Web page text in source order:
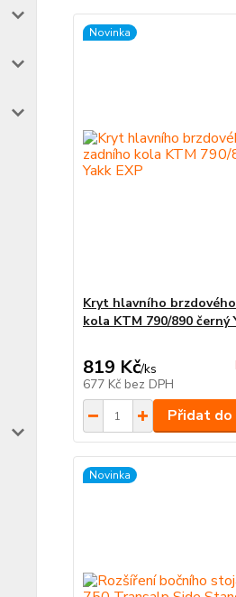
Novinka
Kryt hlavního
kola KTM 790/890 černý
819 Kč/ks
677 Kč bez DPH
Přidat do
Novinka